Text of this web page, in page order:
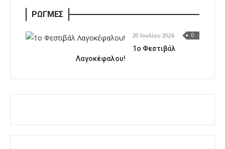
ΡΩΓΜΕΣ
20 Ιουλίου 2026 0
1o Φεστιβάλ
Λαγοκέφαλου!